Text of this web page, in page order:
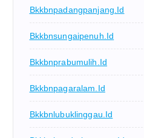
Bkkbnpadangpanjang.id
Bkkbnsungaipenuh.id
Bkkbnprabumulih.id
Bkkbnpagaralam.id
Bkkbnlubuklinggau.id